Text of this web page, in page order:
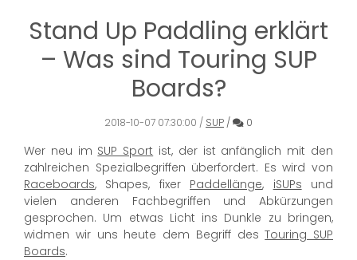
Stand Up Paddling erklärt
– Was sind Touring SUP
Boards?
2018-10-07 07:30:00 / SUP / Kommentare
0
Wer neu im SUP Sport ist, der ist anfänglich mit den
zahlreichen Spezialbegriffen überfordert. Es wird von
Raceboards, Shapes, fixer Paddellänge, iSUPs und
vielen anderen Fachbegriffen und Abkürzungen
gesprochen. Um etwas Licht ins Dunkle zu bringen,
widmen wir uns heute dem Begriff desTouring SUP
Boards.